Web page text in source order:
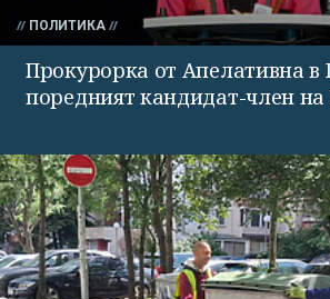
ПОЛИТИКА
Прокурорка от Апелативна в
поредният кандидат-член на